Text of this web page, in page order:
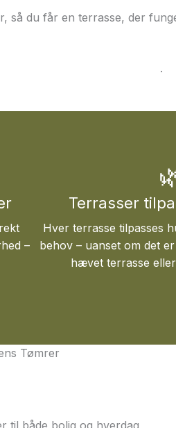
så du får en terrasse, der
.
–
Terrasser
Hver terrasse tilpasses
behov – uanset om det
hævet terrasse